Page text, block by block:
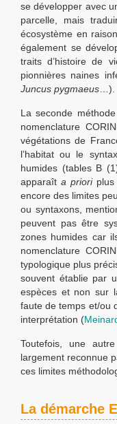
se développer avec
parcelle, mais
écosystème en
également se
traits d’histoire de
pionnières naines
Juncus pygmaeus …).
La seconde
nomenclature
végétations de
l’habitat ou le
humides (tables B
apparaît a prioriplus
encore des limites
ou syntaxons,
peuvent pas être
zones humides car
nomenclature
typologique plus
souvent établie par
espèces et non sur
faute de temps et/ou
interprétation (
Toutefois, une
largement reconnue
ces limites
La démarche